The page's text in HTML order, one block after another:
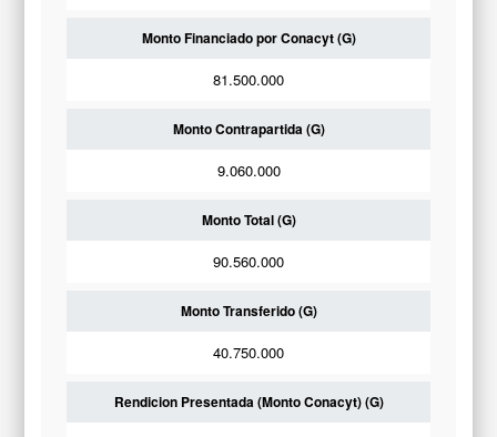
Monto Financiado por Conacyt (G)
81.500.000
Monto Contrapartida (G)
9.060.000
Monto Total (G)
90.560.000
Monto Transferido (G)
40.750.000
Rendicion Presentada (Monto Conacyt) (G)